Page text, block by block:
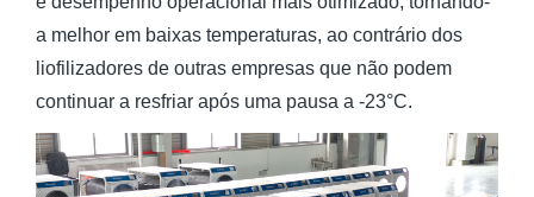
a melhor em baixas temperaturas, ao contrário dos
liofilizadores de outras empresas que não podem
continuar a resfriar após uma pausa a -23°C.